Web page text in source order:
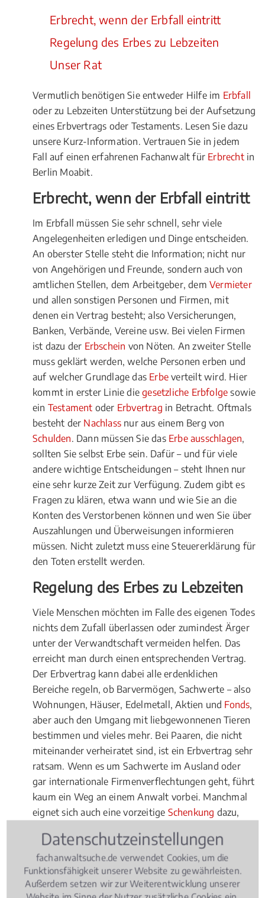
Erbrecht, wenn der Erbfall eintritt
Regelung des Erbes zu Lebzeiten
Unser Rat
Vermutlich benötigen Sie entweder Hilfe im Erbfall
oder zu Lebzeiten Unterstützung bei der Aufsetzung
eines Erbvertrags oder Testaments. Lesen Sie dazu
unsere Kurz-Information. Vertrauen Sie in jedem
Fall auf einen erfahrenen Fachanwalt für Erbrechtin
Berlin Moabit.
Erbrecht, wenn der Erbfall eintritt
Im Erbfall müssen Sie sehr schnell, sehr viele
Angelegenheiten erledigen und Dinge entscheiden.
An oberster Stelle steht die Information; nicht nur
von Angehörigen und Freunde, sondern auch von
amtlichen Stellen, dem Arbeitgeber, dem Vermieter
und allen sonstigen Personen und Firmen, mit
denen ein Vertrag besteht; also Versicherungen,
Banken, Verbände, Vereine usw. Bei vielen Firmen
ist dazu der Erbschein von Nöten. An zweiter Stelle
muss geklärt werden, welche Personen erben und
auf welcher Grundlage das Erbe verteilt wird. Hier
kommt in erster Linie diegesetzliche Erbfolge sowie
ein Testament oder Erbvertrag in Betracht. Oftmals
besteht der Nachlass nur aus einem Berg von
Schulden. Dann müssen Sie das Erbe ausschlagen,
sollten Sie selbst Erbe sein. Dafür – und für viele
andere wichtige Entscheidungen – steht Ihnen nur
eine sehr kurze Zeit zur Verfügung. Zudem gibt es
Fragen zu klären, etwa wann und wie Sie an die
Konten des Verstorbenen können und wen Sie über
Auszahlungen und Überweisungen informieren
müssen. Nicht zuletzt muss eine Steuererklärung für
den Toten erstellt werden.
Regelung des Erbes zu Lebzeiten
Viele Menschen möchten im Falle des eigenen Todes
nichts dem Zufall überlassen oder zumindest Ärger
unter der Verwandtschaft vermeiden helfen. Das
erreicht man durch einen entsprechenden Vertrag.
Der Erbvertrag kann dabei alle erdenklichen
Bereiche regeln, ob Barvermögen, Sachwerte – also
Wohnungen, Häuser, Edelmetall, Aktien und Fonds,
aber auch den Umgang mit liebgewonnenen Tieren
bestimmen und vieles mehr. Bei Paaren, die nicht
miteinander verheiratet sind, ist ein Erbvertrag sehr
ratsam. Wenn es um Sachwerte im Ausland oder
gar internationale Firmenverflechtungen geht, führt
kaum ein Weg an einem Anwalt vorbei. Manchmal
eignet sich auch eine vorzeitige Schenkung dazu,
Vermögenswerte erhalten bleiben. Ein weiterer
Bereich sind die eigenen Wünsche im Krankheitsfall
beziehungsweise das Aufsetzen einer klaren
Patientenverfügungoder eines klaren
Datenschutzeinstellungen
fachanwaltsuche.de verwendet Cookies, um die
Funktionsfähigkeit unserer Website zu gewährleisten.
Außerdem setzen wir zur Weiterentwicklung unserer